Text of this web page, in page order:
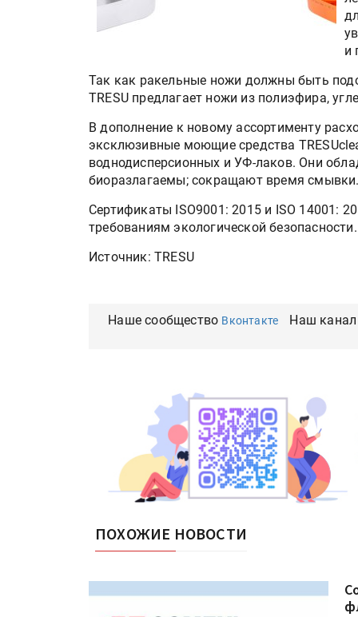
и
Так как ракельные ножи должны быть
TRESU предлагает ножи из полиэфира,
В дополнение к новому ассортименту
эксклюзивные моющие средства
воднодисперсионных и УФ-лаков. Они
биоразлагаемы; сокращают время смывки.
Сертификаты ISO9001: 2015 и ISO 14001:
требованиям экологической безопасности.
Источник: TRESU
Наше сообщество Вконтакте Наш канал
ПОХОЖИЕ НОВОСТИ